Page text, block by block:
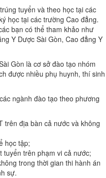
tuyển và theo học tại các
học tại các trường Cao đẳng.
bạn có thể tham khảo như
Y Dược Sài Gòn, Cao đẳng Y
Gòn là cơ sở đào tạo nhóm
được nhiều phụ huynh, thí sinh
ngành đào tạo theo phương
trên địa bàn cả nước và không
học tập;
tuyển trên phạm vi cả nước;
trong thời gian thi hành án
sự.